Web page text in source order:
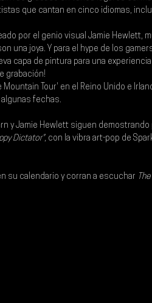
que cantan en cinco idiomas,
por el genio visual Jamie Hewlett,
una joya. Y para el hype de los
capa de pintura para una experiencia
grabación!
Tour' en el Reino Unido e
fechas.
y Jamie Hewlett siguen demostrando
Dictator", con la vibra art-pop de
su calendario y corran a escuchar